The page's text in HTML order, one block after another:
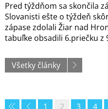
Pred týždňom sa skončila
Slovanisti ešte o týždeň
zápase zdolali Žiar nad
tabuľke obsadili 6.priečku z
Všetky články
1
2 3 4